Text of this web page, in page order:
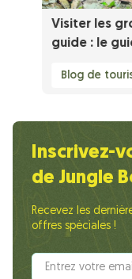
Visiter les
guide : le
Blog de
Inscrivez-
de Jungle
Recevez les
offres spéciales !